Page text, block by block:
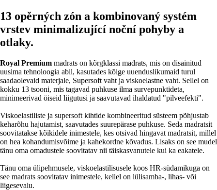
13 opěrných zón a kombinovaný systém
vrstev minimalizující noční pohyby a
otlaky.
Royal Premium madrats on kõrgklassi madrats, mis on disainitud
uusima tehnoloogia abil, kasutades kõige uuenduslikumaid turul
saadaolevaid materjale, Supersoft vaht ja viskoelastne vaht. Sellel on
kokku 13 tsooni, mis tagavad puhkuse ilma survepunktideta,
minimeerivad öiseid liigutusi ja saavutavad ihaldatud "pilveefekti".
Viskoelastiliste ja supersoft kihtide kombineeritud süsteem põhjustab
keharõhu hajutamist, saavutades suurepärase puhkuse. Seda madratsit
soovitatakse kõikidele inimestele, kes otsivad hingavat madratsit, millel
on hea kohandumisvõime ja kahekordne kõvadus. Lisaks on see mudel
tänu oma omadustele soovitatav nii täiskasvanutele kui ka eakatele.
Tänu oma ülipehmusele, viskoelastilisusele koos HR-südamikuga on
see madrats soovitatav inimestele, kellel on lülisamba-, lihas- või
liigesevalu.